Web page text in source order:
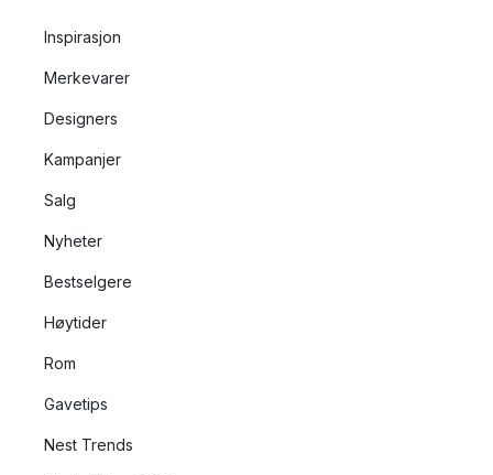
Inspirasjon
Merkevarer
Designers
Kampanjer
Salg
Nyheter
Bestselgere
Høytider
Rom
Gavetips
Nest Trends